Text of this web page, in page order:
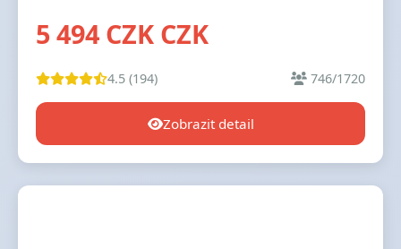
5 494 CZK CZK
4.5 (194) 746/1720
Zobrazit detail